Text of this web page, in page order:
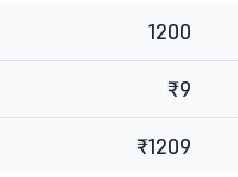
1200
₹9
₹1209